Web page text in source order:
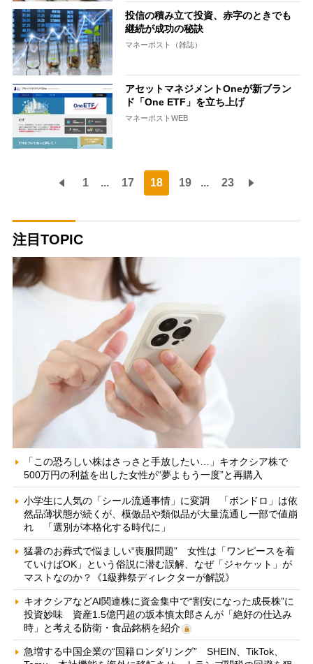
投信の積み立て投資、赤字のときでも
継続が成功の秘訣
マネーポスト（雑誌）
アセットマネジメントOneが新ブラン
ド「One ETF」を立ち上げ
マネーポストWEB
1 ... 17 18 19 ... 23
注目TOPIC
「この恐ろしい株はさっさと手放したい…」キオクシア株で
500万円の利益を出した女性が“夢よもう一度”と再購入
小学生に人気の「シール流通事情」に変調 「ボンドロ」は依
然品薄状態が続くが、模倣品や類似品が大量流通し一部で値崩
れ 「選別が本格化する時代に」
猛暑のお葬式で悩ましい“喪服問題” 女性は「ワンピースを着
ていけばOK」という俗説に潜む誤解、なぜ「ジャケット」が
マストなのか？《1級葬祭ディレクターが解説》
キオクシアなどAI関連株に資金集中で“割安になった成長株”に
投資妙味 資産1.5億円超の坂本慎太郎さんが「絶好の仕込み
時」と考える防衛・食品銘柄を紹介
急増する中国企業の“国籍ロンダリング” SHEIN、TikTok、